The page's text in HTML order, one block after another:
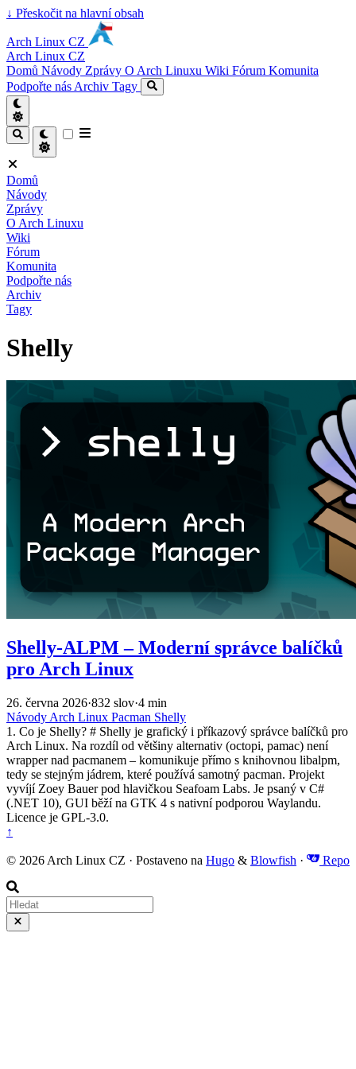
↓ Přeskočit na hlavní obsah
Arch Linux CZ
Arch Linux CZ
Domů Návody Zprávy O Arch Linuxu Wiki Fórum Komunita
Podpořte nás Archiv Tagy
Domů
Návody
Zprávy
O Arch Linuxu
Wiki
Fórum
Komunita
Podpořte nás
Archiv
Tagy
Shelly
Shelly-ALPM – Moderní správce balíčků
pro Arch Linux
26. června 2026·832 slov·4 min
Návody Arch Linux Pacman Shelly
1. Co je Shelly? # Shelly je grafický i příkazový správce balíčků pro
Arch Linux. Na rozdíl od většiny alternativ (octopi, pamac) není
wrapper nad pacmanem – komunikuje přímo s knihovnou libalpm,
tedy se stejným jádrem, které používá samotný pacman. Projekt
vyvíjí Zoey Bauer pod hlavičkou Seafoam Labs. Je psaný v C#
(.NET 10), GUI běží na GTK 4 s nativní podporou Waylandu.
Licence je GPL-3.0.
↑
© 2026 Arch Linux CZ · Postaveno na Hugo & Blowfish · Repo